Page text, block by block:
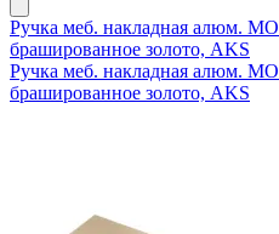
Ручка меб. накладная алюм.
брашированное золото, AKS
Ручка меб. накладная алюм.
брашированное золото, AKS